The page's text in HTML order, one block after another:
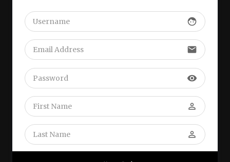
face
email
visibility
perm_identity
perm_identity